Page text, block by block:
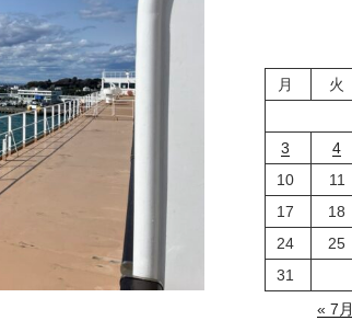
う"
の
リ
ソ
に
つ
い
て"
の
月
火
3
4
10
11
17
18
24
25
31
« 7月